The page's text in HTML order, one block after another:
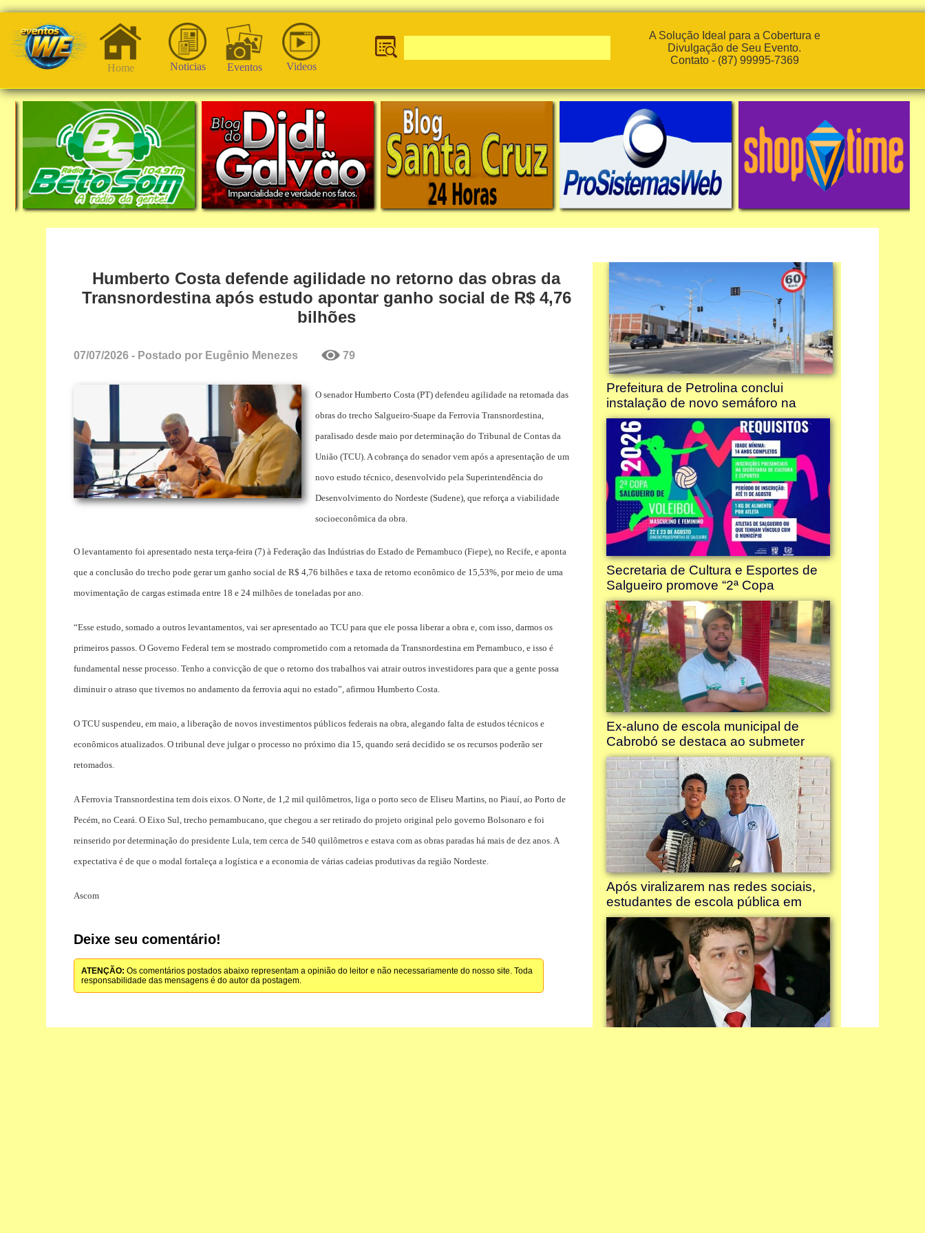
Home Noticias Eventos Videos
A Solução Ideal para a Cobertura e
Divulgação de Seu Evento.
Contato - (87) 99995-7369
Humberto Costa defende agilidade no retorno das obras da
Transnordestina após estudo apontar ganho social de R$ 4,76
bilhões
07/07/2026 - Postado por Eugênio Menezes 79
O senador Humberto Costa (PT) defendeu agilidade na retomada das
obras do trecho Salgueiro-Suape da Ferrovia Transnordestina,
paralisado desde maio por determinação do Tribunal de Contas da
União (TCU). A cobrança do senador vem após a apresentação de um
novo estudo técnico, desenvolvido pela Superintendência do
Desenvolvimento do Nordeste (Sudene), que reforça a viabilidade
socioeconômica da obra.
O levantamento foi apresentado nesta terça-feira (7) à Federação das Indústrias do Estado de Pernambuco (Fiepe), no Recife, e aponta
que a conclusão do trecho pode gerar um ganho social de R$ 4,76 bilhões e taxa de retorno econômico de 15,53%, por meio de uma
movimentação de cargas estimada entre 18 e 24 milhões de toneladas por ano.
“Esse estudo, somado a outros levantamentos, vai ser apresentado ao TCU para que ele possa liberar a obra e, com isso, darmos os
primeiros passos. O Governo Federal tem se mostrado comprometido com a retomada da Transnordestina em Pernambuco, e isso é
fundamental nesse processo. Tenho a convicção de que o retorno dos trabalhos vai atrair outros investidores para que a gente possa
diminuir o atraso que tivemos no andamento da ferrovia aqui no estado”, afirmou Humberto Costa.
O TCU suspendeu, em maio, a liberação de novos investimentos públicos federais na obra, alegando falta de estudos técnicos e
econômicos atualizados. O tribunal deve julgar o processo no próximo dia 15, quando será decidido se os recursos poderão ser
retomados.
A Ferrovia Transnordestina tem dois eixos. O Norte, de 1,2 mil quilômetros, liga o porto seco de Eliseu Martins, no Piauí, ao Porto de
Pecém, no Ceará. O Eixo Sul, trecho pernambucano, que chegou a ser retirado do projeto original pelo governo Bolsonaro e foi
reinserido por determinação do presidente Lula, tem cerca de 540 quilômetros e estava com as obras paradas há mais de dez anos. A
expectativa é de que o modal fortaleça a logística e a economia de várias cadeias produtivas da região Nordeste.
Ascom
Deixe seu comentário!
ATENÇÃO: Os comentários postados abaixo representam a opinião do leitor e não necessariamente do nosso site. Toda
responsabilidade das mensagens é do autor da postagem.